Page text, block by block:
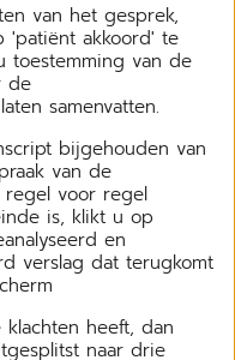
van het gesprek,
'patiënt akkoord' te
toestemming van de
de
samenvatten.
bijgehouden van
van de
regel voor regel
is, klikt u op
en
verslag dat terugkomt
heeft, dan
naar drie